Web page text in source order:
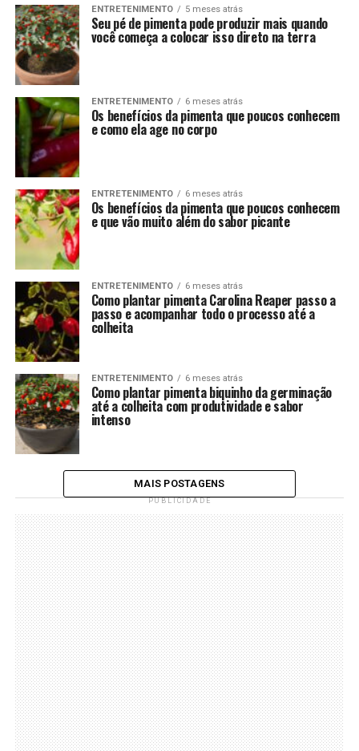
ENTRETENIMENTO 5 meses atrás
Seu pé de pimenta pode produzir mais quando
você começa a colocar isso direto na terra
ENTRETENIMENTO 6 meses atrás
Os benefícios da pimenta que poucos conhecem
e como ela age no corpo
ENTRETENIMENTO 6 meses atrás
Os benefícios da pimenta que poucos conhecem
e que vão muito além do sabor picante
ENTRETENIMENTO 6 meses atrás
Como plantar pimenta Carolina Reaper passo a
passo e acompanhar todo o processo até a
colheita
ENTRETENIMENTO 6 meses atrás
Como plantar pimenta biquinho da germinação
até a colheita com produtividade e sabor
intenso
MAIS POSTAGENS
PUBLICIDADE